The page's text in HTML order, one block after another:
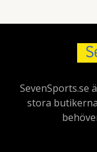
SevenSports.se
stora